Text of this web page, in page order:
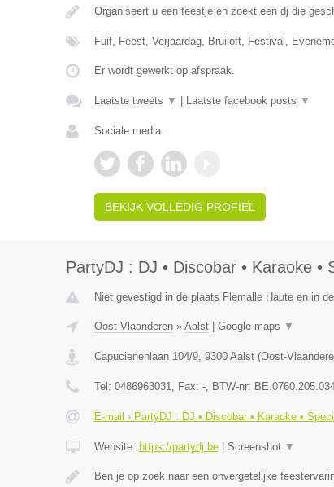
Organiseert u een feestje en zoekt een dj die
Fuif, Feest, Verjaardag, Bruiloft, Festival,
Er wordt gewerkt op afspraak.
Laatste tweets ▼ Laatste facebook posts ▼
Sociale media:
BEKIJK VOLLEDIG PROFIEL
PartyDJ : DJ • Discobar • Karaoke •
Niet gevestigd in de plaats Flemalle Haute en in
Oost-Vlaanderen» Aalst| Google maps ▼
Capucienenlaan 104/9, 9300 Aalst(Oost-
Tel: 0486963031, Fax: -, BTW-nr:
E-mail › PartyDJ : DJ • Discobar • Karaoke •
Website: https://partydj.be| Screenshot ▼
Ben je op zoek naar een onvergetelijke